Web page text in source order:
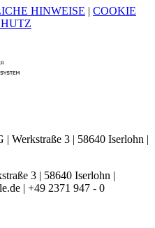
HINWEISE | COOKIE
3 | 58640 Iserlohn |
3 | 58640 Iserlohn |
| +49 2371 947 - 0